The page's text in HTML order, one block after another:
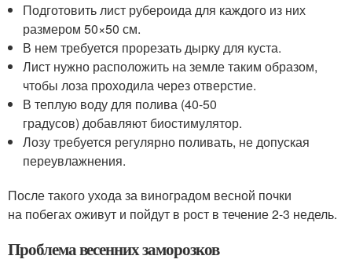
Подготовить лист рубероида для каждого из них
размером 50×50 см.
В нем требуется прорезать дырку для куста.
Лист нужно расположить на земле таким образом,
чтобы лоза проходила через отверстие.
В теплую воду для полива (40-50
градусов) добавляют биостимулятор.
Лозу требуется регулярно поливать, не допуская
переувлажнения.
После такого ухода за виноградом весной почки
на побегах оживут и пойдут в рост в течение 2-3 недель.
Проблема весенних заморозков